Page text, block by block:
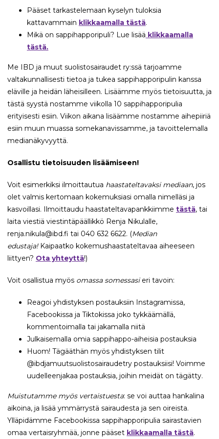
Pääset tarkastelemaan kyselyn tuloksia
kattavammain klikkaamalla tästä.
Mikä on sappihapporipuli? Lue lisää klikkaamalla
tästä.
Me IBD ja muut suolistosairaudet ry:ssä tarjoamme
valtakunnallisesti tietoa ja tukea sappihapporipulin kanssa
eläville ja heidän läheisilleen. Lisäämme myös tietoisuutta, ja
tästä syystä nostamme viikolla 10 sappihapporipulia
erityisesti esiin. Viikon aikana lisäämme nostamme aihepiiriä
esiin muun muassa somekanavissamme, ja tavoittelemalla
medianäkyvyyttä.
Osallistu tietoisuuden lisäämiseen!
Voit esimerkiksi ilmoittautua haastateltavaksi mediaan, jos
olet valmis kertomaan kokemuksiasi omalla nimelläsi ja
kasvoillasi. Ilmoittaudu haastateltavapankkiimme tästä, tai
laita viestiä viestintäpäällikkö Renja Nikulalle,
renja.nikula@ibd.fi tai 040 632 6622. (Median
edustaja! Kaipaatko kokemushaastateltavaa aiheeseen
liittyen? Ota yhteyttä!)
Voit osallistua myös omassa somessasieri tavoin:
Reagoi yhdistyksen postauksiin Instagramissa,
Facebookissa ja Tiktokissa joko tykkäämällä,
kommentoimalla tai jakamalla niitä
Julkaisemalla omia sappihappo-aiheisia postauksia
Huom! Tägääthän myös yhdistyksen tilit
@ibdjamuutsuolistosairaudetry postauksiisi! Voimme
uudelleenjakaa postauksia, joihin meidät on tägätty.
Muistutamme myös vertaistuesta: se voi auttaa hankalina
aikoina, ja lisää ymmärrystä sairaudesta ja sen oireista.
Ylläpidämme Facebookissa sappihapporipulia sairastavien
omaa vertaisryhmää, jonne pääset klikkaamalla tästä.